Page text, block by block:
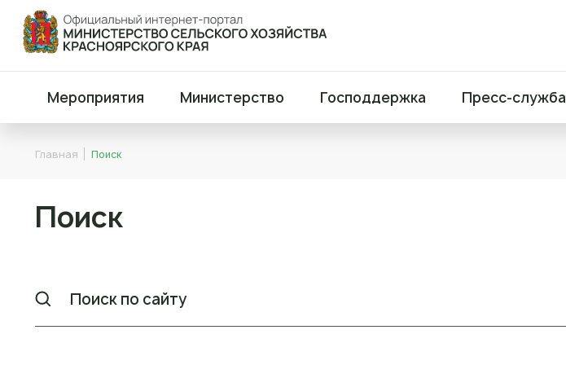
Мероприятия Министерство Господдержка Пресс-служба
Главная Поиск
Поиск